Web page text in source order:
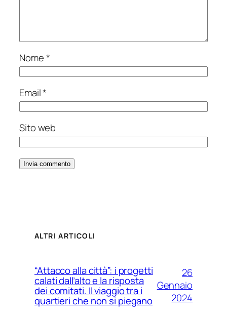
Nome*
Email*
Sito web
ALTRI ARTICOLI
“Attacco alla città”: i progetti
calati dall’alto e la risposta
dei comitati. Il viaggio tra i
quartieri che non si piegano
26
Gennaio
2024